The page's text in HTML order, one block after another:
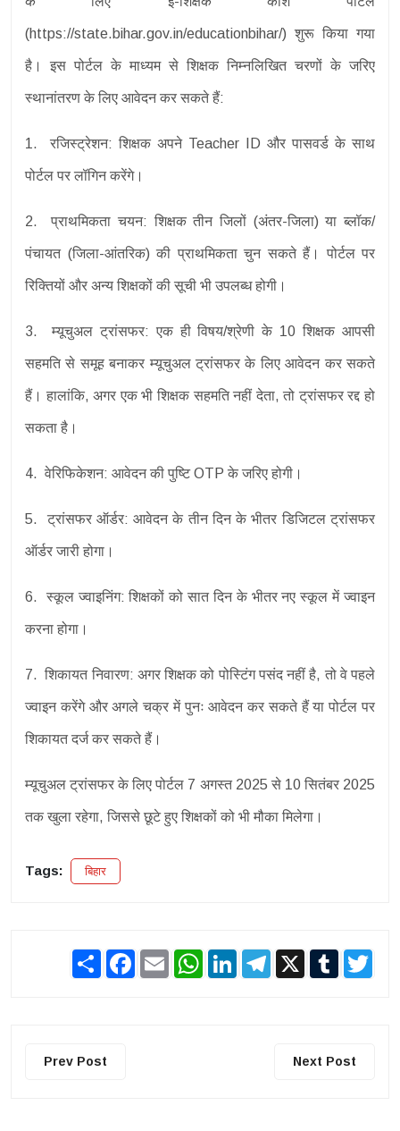
(https://state.bihar.gov.in/educationbihar/) शुरू किया गया
है। इस पोर्टल के माध्यम से शिक्षक निम्नलिखित चरणों के जरिए
स्थानांतरण के लिए आवेदन कर सकते हैं:
1. रजिस्ट्रेशन: शिक्षक अपने Teacher ID और पासवर्ड के साथ
पोर्टल पर लॉगिन करेंगे।
2. प्राथमिकता चयन: शिक्षक तीन जिलों (अंतर-जिला) या ब्लॉक/
पंचायत (जिला-आंतरिक) की प्राथमिकता चुन सकते हैं। पोर्टल पर
रिक्तियों और अन्य शिक्षकों की सूची भी उपलब्ध होगी।
3. म्यूचुअल ट्रांसफर: एक ही विषय/श्रेणी के 10 शिक्षक आपसी
सहमति से समूह बनाकर म्यूचुअल ट्रांसफर के लिए आवेदन कर सकते
हैं। हालांकि, अगर एक भी शिक्षक सहमति नहीं देता, तो ट्रांसफर रद्द हो
सकता है।
4. वेरिफिकेशन: आवेदन की पुष्टि OTP के जरिए होगी।
5. ट्रांसफर ऑर्डर: आवेदन के तीन दिन के भीतर डिजिटल ट्रांसफर
ऑर्डर जारी होगा।
6. स्कूल ज्वाइनिंग: शिक्षकों को सात दिन के भीतर नए स्कूल में ज्वाइन
करना होगा।
7. शिकायत निवारण: अगर शिक्षक को पोस्टिंग पसंद नहीं है, तो वे पहले
ज्वाइन करेंगे और अगले चक्र में पुनः आवेदन कर सकते हैं या पोर्टल पर
शिकायत दर्ज कर सकते हैं।
म्यूचुअल ट्रांसफर के लिए पोर्टल 7 अगस्त 2025 से 10 सितंबर 2025
तक खुला रहेगा, जिससे छूटे हुए शिक्षकों को भी मौका मिलेगा।
Tags: बिहार
Share Facebook
Email WhatsAppLinkedInTelegram
X Tumblr
Prev Post Next Post